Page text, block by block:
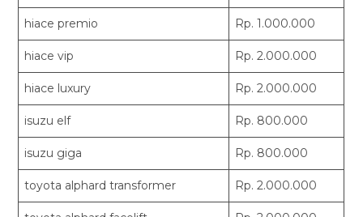
hiace premio Rp. 1.000.000
hiace vip Rp. 2.000.000
hiace luxury Rp. 2.000.000
isuzu elf Rp. 800.000
isuzu giga Rp. 800.000
toyota alphard transformer Rp. 2.000.000